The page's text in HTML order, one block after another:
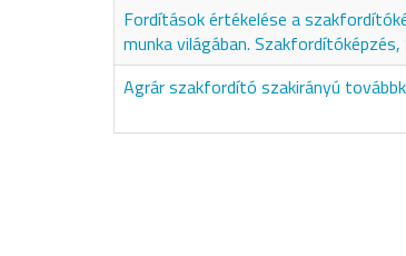
Fordítások értékelése a
munka világában. Szakfordítóképzés,
Agrár szakfordító szakirányú